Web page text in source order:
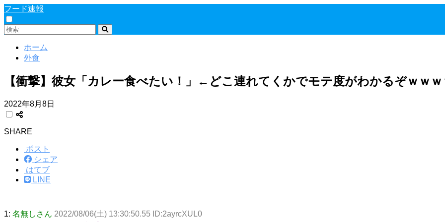
フード速報
ホーム
外食
【衝撃】彼女「カレー食べたい！」←どこ連れてくかでモテ度がわかるぞｗｗｗ
2022年8月8日
SHARE
ポスト
シェア
はてブ
LINE
1: 名無しさん 2022/08/06(土) 13:30:50.55 ID:2ayrcXUL0